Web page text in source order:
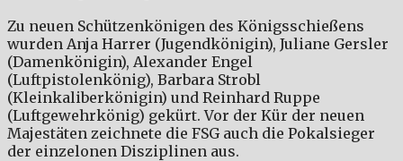
Zu neuen Schützenkönigen des Königsschießens
wurden Anja Harrer (Jugendkönigin), Juliane Gersler
(Damenkönigin), Alexander Engel
(Luftpistolenkönig), Barbara Strobl
(Kleinkaliberkönigin) und Reinhard Ruppe
(Luftgewehrkönig) gekürt. Vor der Kür der neuen
Majestäten zeichnete die FSG auch die Pokalsieger
der einzelonen Disziplinen aus.